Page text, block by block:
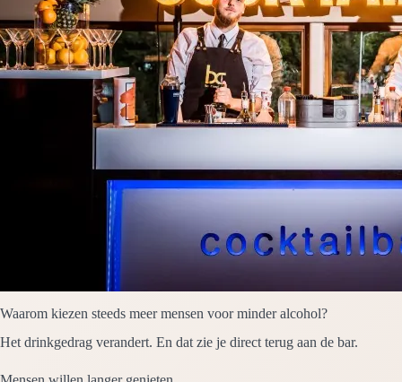
Waarom kiezen steeds meer mensen voor minder alcohol?
Het drinkgedrag verandert. En dat zie je direct terug aan de bar.